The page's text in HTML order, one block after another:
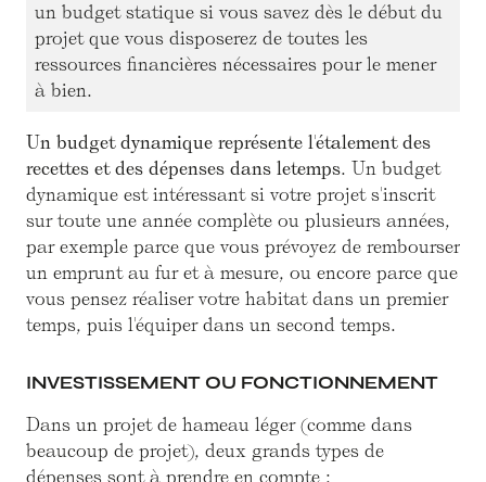
un budget statique si vous savez dès le début du
projet que vous disposerez de toutes les
ressources financières nécessaires pour le mener
à bien.
Un budget dynamique représente l'étalement des
recettes et des dépenses dans letemps. Un budget
dynamique est intéressant si votre projet s'inscrit
sur toute une année complète ou plusieurs années,
par exemple parce que vous prévoyez de rembourser
un emprunt au fur et à mesure, ou encore parce que
vous pensez réaliser votre habitat dans un premier
temps, puis l'équiper dans un second temps.
INVESTISSEMENT OU FONCTIONNEMENT
Dans un projet de hameau léger (comme dans
beaucoup de projet), deux grands types de
dépenses sont à prendre en compte :